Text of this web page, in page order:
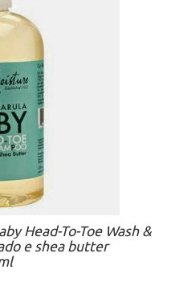
Head-To-Toe Wash &
e shea butter